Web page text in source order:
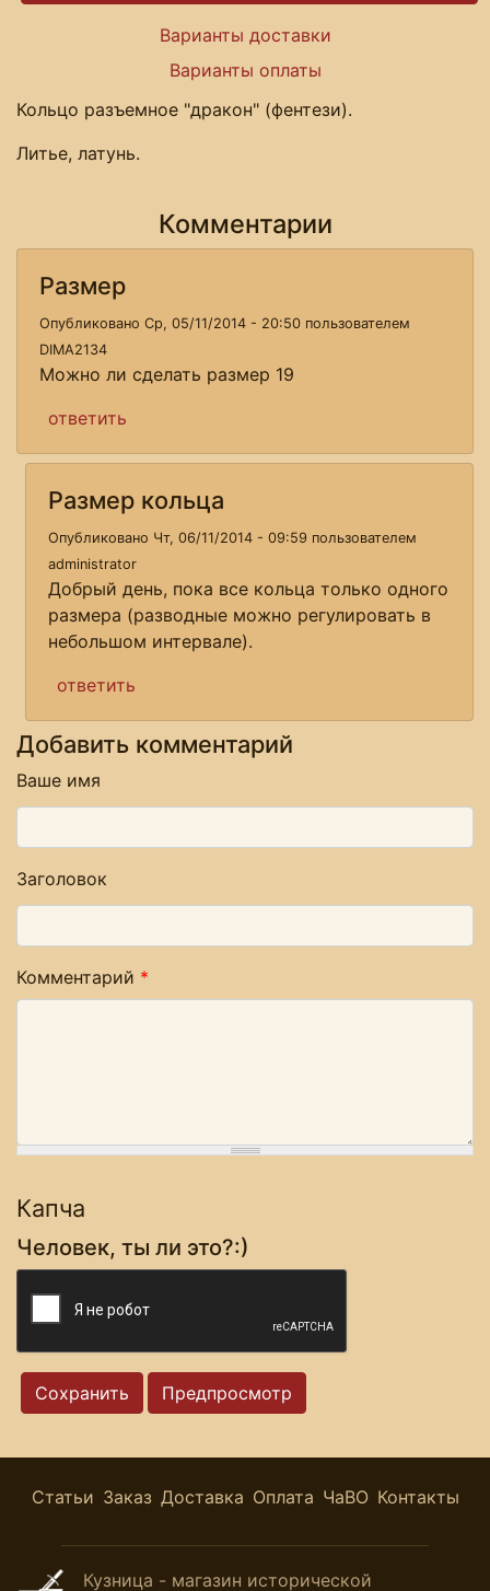
Варианты доставки
Варианты оплаты
Кольцо разъемное "дракон" (фентези).
Литье, латунь.
Комментарии
Размер
Опубликовано Ср, 05/11/2014 - 20:50 пользователем
DIMA2134
Можно ли сделать размер 19
ответить
Размер кольца
Опубликовано Чт, 06/11/2014 - 09:59 пользователем
administrator
Добрый день, пока все кольца только одного
размера (разводные можно регулировать в
небольшом интервале).
ответить
Добавить комментарий
Ваше имя
Заголовок
Комментарий *
Капча
Человек, ты ли это?:)
Статьи Заказ Доставка Оплата ЧаВО Контакты
Кузница - магазин исторической